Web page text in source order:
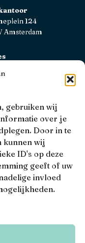
gebruiken wij
over je
Door in te
kunnen wij
ID's op deze
geeft of uw
invloed
124
Amsterdam
AFM.
dan